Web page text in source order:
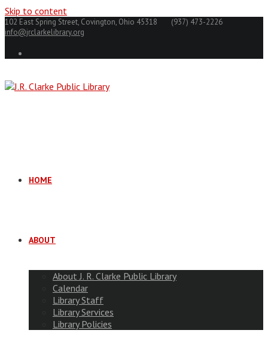
Skip to content
102 East Spring Street, Covington, Ohio 45318
(937) 473-2226
info@jrclarkelibrary.org
HOME
ABOUT
About J. R. Clarke Public Library
Calendar
Library Staff
Library Services
Library Policies